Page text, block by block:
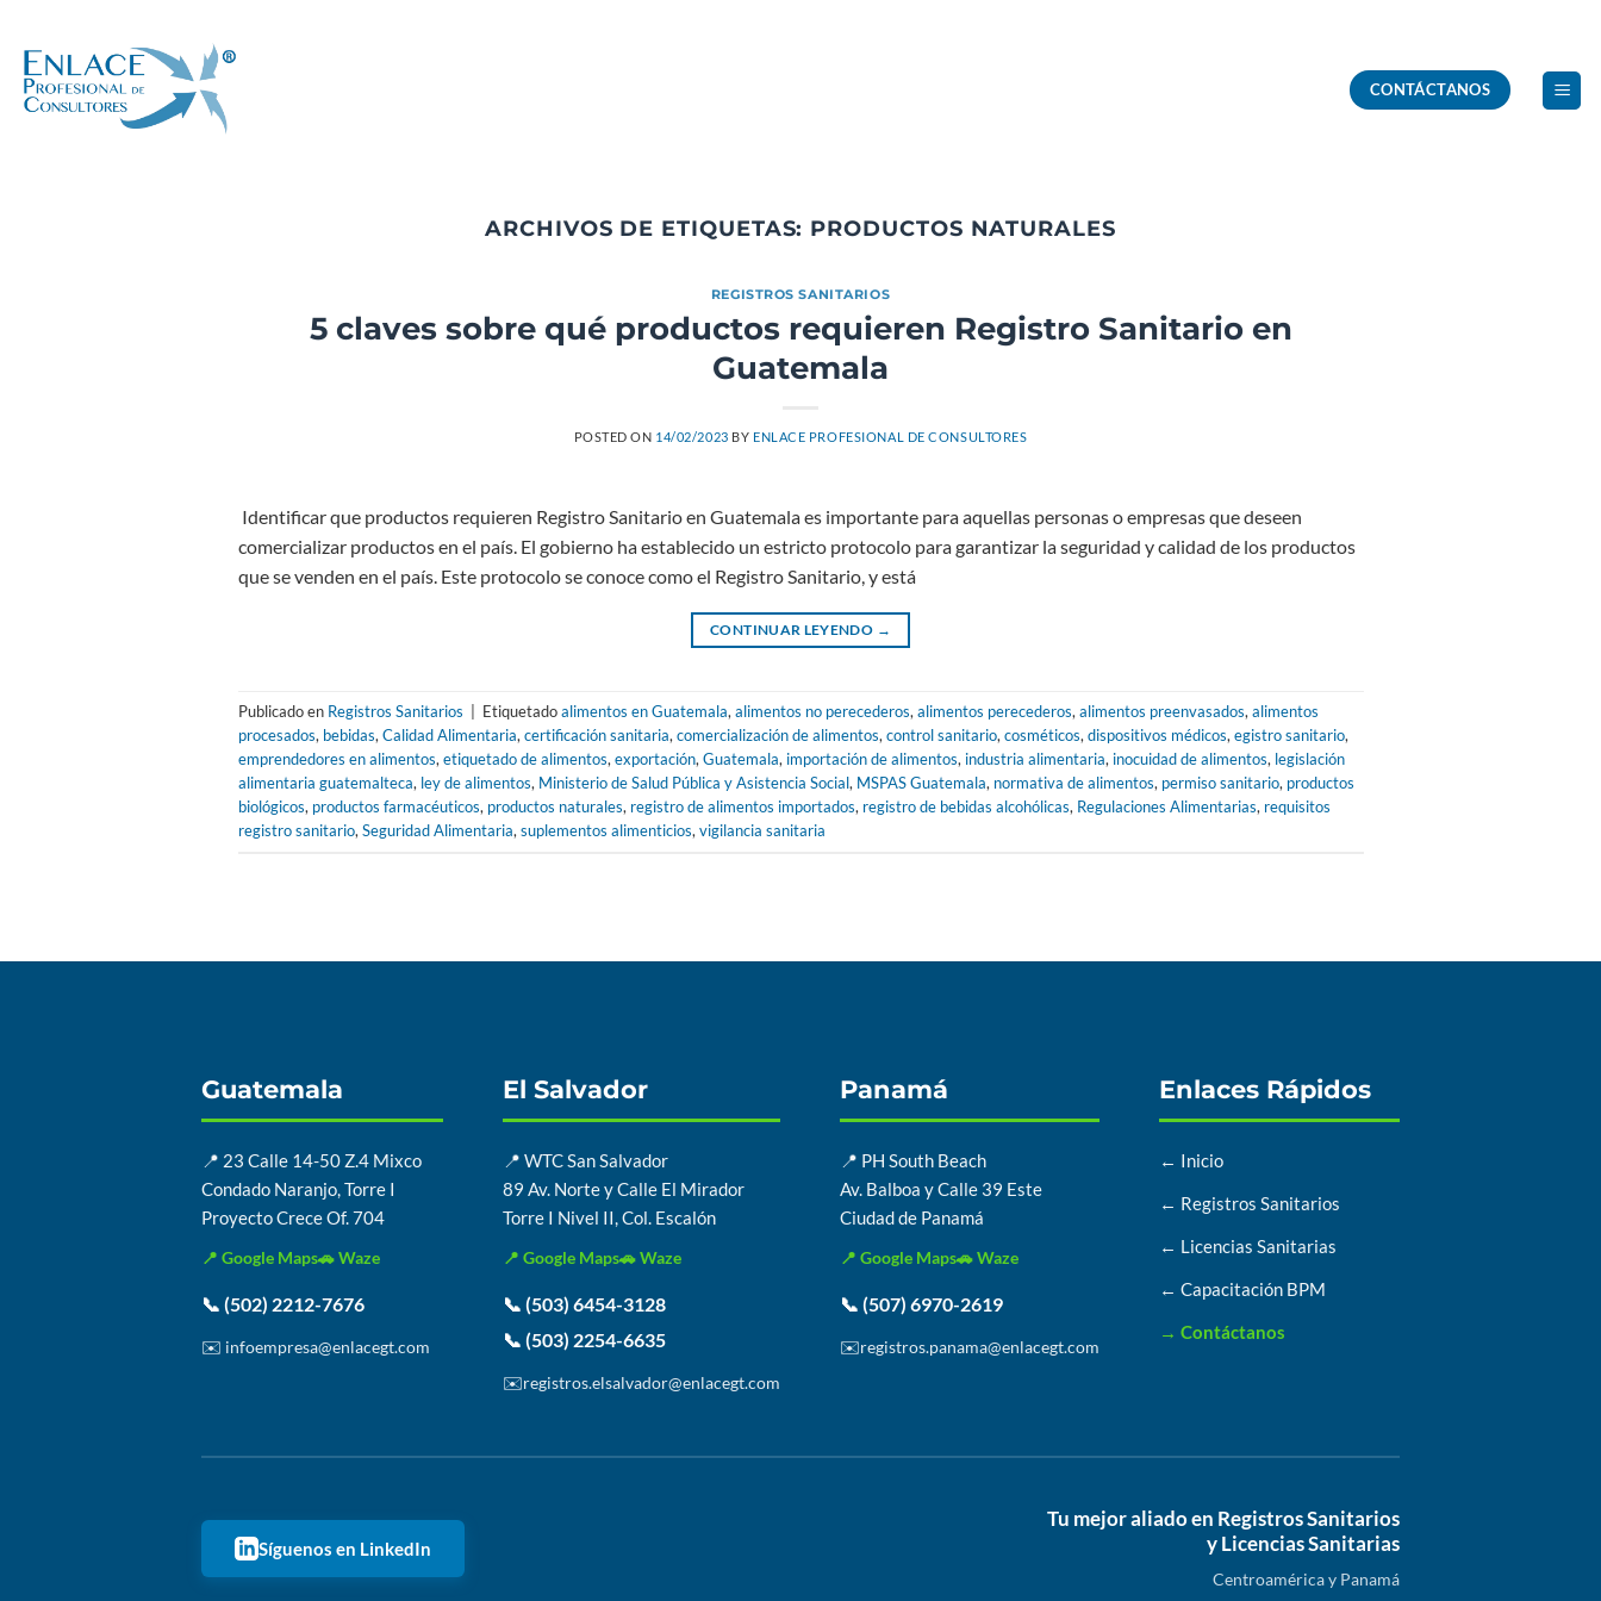
contenido
CONTÁCTANOS
ARCHIVOS DE ETIQUETAS: PRODUCTOS NATURALES
REGISTROS SANITARIOS
5 claves sobre qué productos requieren Registro Sanitario en
Guatemala
POSTED ON 14/02/2023 BY ENLACE PROFESIONAL DE CONSULTORES
‍ Identificar que productos requieren Registro Sanitario en Guatemala es importante para aquellas personas o empresas que deseen
comercializar productos en el país. El gobierno ha establecido un estricto protocolo para garantizar la seguridad y calidad de los productos
que se venden en el país. Este protocolo se conoce como el Registro Sanitario, y está
CONTINUAR LEYENDO →
Publicado en Registros Sanitarios Etiquetadoalimentos en Guatemala, alimentos no perecederos, alimentos perecederos, alimentos preenvasados, alimentos
procesados, bebidas, Calidad Alimentaria, certificación sanitaria, comercialización de alimentos, control sanitario, cosméticos, dispositivos médicos, egistro sanitario,
emprendedores en alimentos, etiquetado de alimentos, exportación, Guatemala, importación de alimentos, industria alimentaria, inocuidad de alimentos, legislación
alimentaria guatemalteca, ley de alimentos, Ministerio de Salud Pública y Asistencia Social, MSPAS Guatemala, normativa de alimentos, permiso sanitario, productos
biológicos, productos farmacéuticos, productos naturales, registro de alimentos importados, registro de bebidas alcohólicas, Regulaciones Alimentarias, requisitos
registro sanitario, Seguridad Alimentaria, suplementos alimenticios, vigilancia sanitaria
Guatemala
📍 23 Calle 14-50 Z.4 Mixco
Condado Naranjo, Torre I
Proyecto Crece Of. 704
📍 Google Maps🚗 Waze
📞 (502) 2212-7676
✉️ infoempresa@enlacegt.com
El Salvador
📍 WTC San Salvador
89 Av. Norte y Calle El Mirador
Torre I Nivel II, Col. Escalón
📍 Google Maps🚗 Waze
📞 (503) 6454-3128
📞 (503) 2254-6635
✉️registros.elsalvador@enlacegt.com
Panamá
📍 PH South Beach
Av. Balboa y Calle 39 Este
Ciudad de Panamá
📍 Google Maps🚗 Waze
📞 (507) 6970-2619
✉️registros.panama@enlacegt.com
Enlaces Rápidos
← Inicio
← Registros Sanitarios
← Licencias Sanitarias
← Capacitación BPM
→ Contáctanos
Síguenos en LinkedIn
Tu mejor aliado en Registros Sanitarios
y Licencias Sanitarias
Centroamérica y Panamá